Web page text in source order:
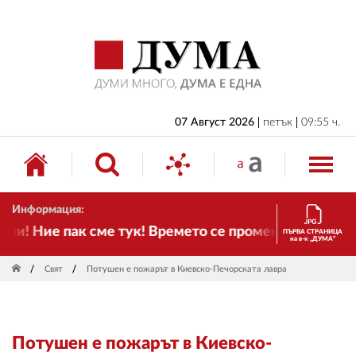
07 Август 2026 петък 09:55 ч.
Информация:
Ние пак сме тук! Времето се променя и налага
ПЪРВА СТРАНИЦА
на в-к „ДУМА“
Свят Потушен е пожарът в Киевско-Печорската лавра
Потушен е пожарът в Киевско-
БЪЛГАРИЯ
ИКОНОМИКА
ИЗБОРИ
СВЯТ
ДРУГИ